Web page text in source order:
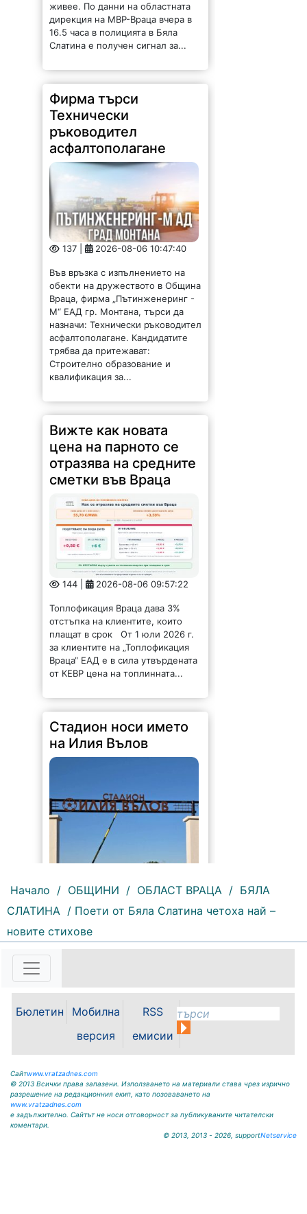
живее. По данни на областната
дирекция на МВР-Враца вчера в
16.5 часа в полицията в Бяла
Слатина е получен сигнал за...
Фирма търси
Технически
ръководител
асфалтополагане
137 | 2026-08-06 10:47:40
Във връзка с изпълнението на
обекти на дружеството в Община
Враца, фирма „Пътинженеринг -
М“ ЕАД гр. Монтана, търси да
назначи: Технически ръководител
асфалтополагане. Кандидатите
трябва да притежават:
Строително образование и
квалификация за...
Вижте как новата
цена на парното се
отразява на средните
сметки във Враца
144 | 2026-08-06 09:57:22
Топлофикация Враца дава 3%
отстъпка на клиентите, които
плащат в срок От 1 юли 2026 г.
за клиентите на „Топлофикация
Враца“ ЕАД е в сила утвърдената
от КЕВР цена на топлинната...
Стадион носи името
на Илия Вълов
153 |
С футболна среща между
Кнежа/ и "Ботев" /Враца/ ще
бъде открит градския стадион в
Кнежа. Спортното съоръжение
носи името на легендарния
вратар от близкото минало
Начало / ОБЩИНИ / ОБЛАСТ ВРАЦА / БЯЛА
СЛАТИНА / Поети от Бяла Слатина четоха най –
новите стихове
Бюлетин
Мобилна
версия
RSS
емисии
Сайтwww.vratzadnes.com
© 2013 Всички права запазени. Използването на материали става чрез изрично
разрешение на редакционния екип, като позоваването на
www.vratzadnes.com
е задължително. Сайтът не носи отговорност за публикуваните читателски
коментари.
© 2013, 2013 - 2026, supportNetservice